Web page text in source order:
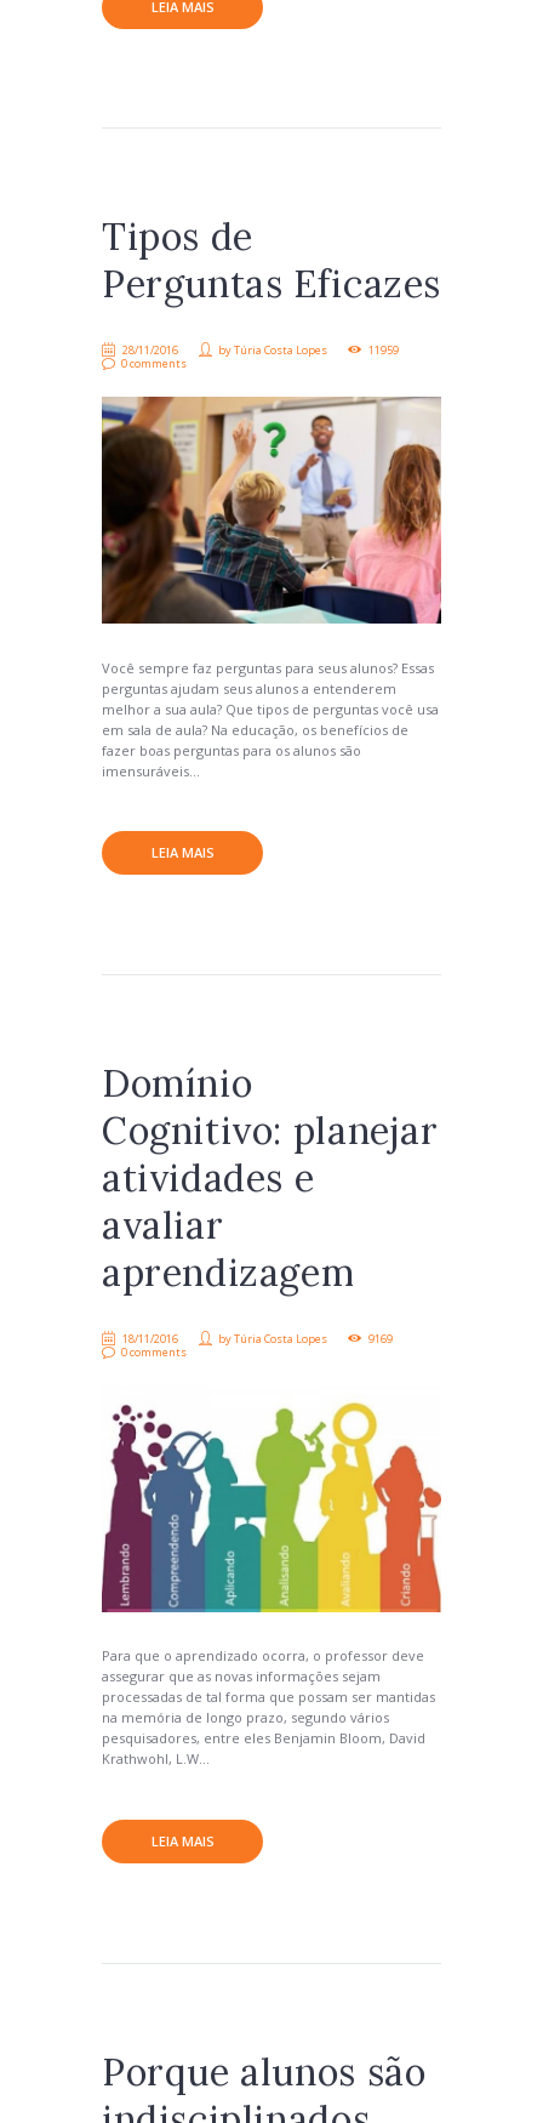
LEIA MAIS
Tipos de
Perguntas Eficazes
28/11/2016 byTúria Costa Lopes
11959
0 comments
Você sempre faz perguntas para seus alunos? Essas
perguntas ajudam seus alunos a entenderem
melhor a sua aula? Que tipos de perguntas você usa
em sala de aula? Na educação, os benefícios de
fazer boas perguntas para os alunos são
imensuráveis...
LEIA MAIS
Domínio
Cognitivo: planejar
atividades e
avaliar
aprendizagem
18/11/2016 byTúria Costa Lopes
9169
0 comments
Para que o aprendizado ocorra, o professor deve
assegurar que as novas informações sejam
processadas de tal forma que possam ser mantidas
na memória de longo prazo, segundo vários
pesquisadores, entre eles Benjamin Bloom, David
Krathwohl, L.W...
LEIA MAIS
Porque alunos são